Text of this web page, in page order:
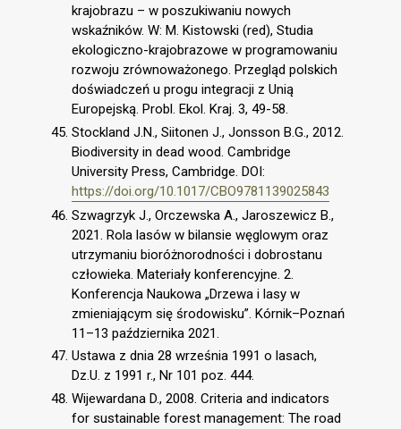
krajobrazu – w poszukiwaniu nowych
wskaźników. W: M. Kistowski (red), Studia
ekologiczno-krajobrazowe w programowaniu
rozwoju zrównoważonego. Przegląd polskich
doświadczeń u progu integracji z Unią
Europejską. Probl. Ekol. Kraj. 3, 49-58.
Stockland J.N., Siitonen J., Jonsson B.G., 2012.
Biodiversity in dead wood. Cambridge
University Press, Cambridge. DOI:
https://doi.org/10.1017/CBO9781139025843
Szwagrzyk J., Orczewska A., Jaroszewicz B.,
2021. Rola lasów w bilansie węglowym oraz
utrzymaniu bioróżnorodności i dobrostanu
człowieka. Materiały konferencyjne. 2.
Konferencja Naukowa „Drzewa i lasy w
zmieniającym się środowisku”. Kórnik–Poznań
11–13 października 2021.
Ustawa z dnia 28 września 1991 o lasach,
Dz.U. z 1991 r., Nr 101 poz. 444.
Wijewardana D., 2008. Criteria and indicators
for sustainable forest management: The road